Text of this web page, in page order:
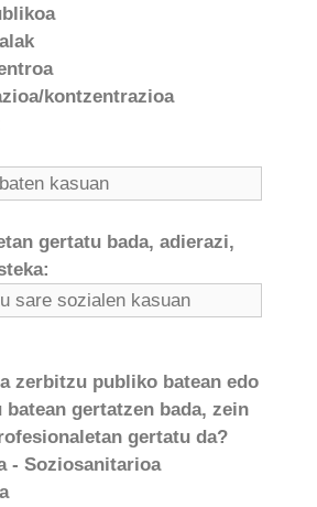
kontzentrazioa
gertatu bada, adierazi,
zerbitzu publiko batean edo
gertatzen bada, zein
gertatu da?
- Soziosanitarioa